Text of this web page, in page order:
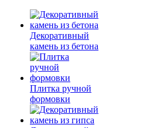
Декоративный
камень из бетона
Плитка ручной
формовки